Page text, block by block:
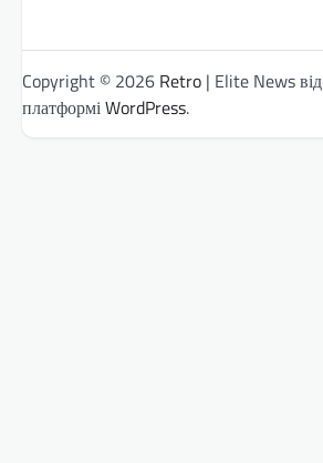
Copyright © 2026 Retro | Elite News від
платформіWordPress.